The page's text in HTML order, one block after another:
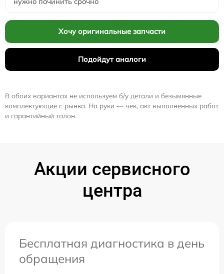
Хочу оригинальные запчасти
Подойдут аналоги
В обоих вариантах не используем б/у детали и безымянные
комплектующие с рынка. На руки — чек, акт выполненных работ
и гарантийный талон.
Акции сервисного
центра
Бесплатная диагностика в день
обращения